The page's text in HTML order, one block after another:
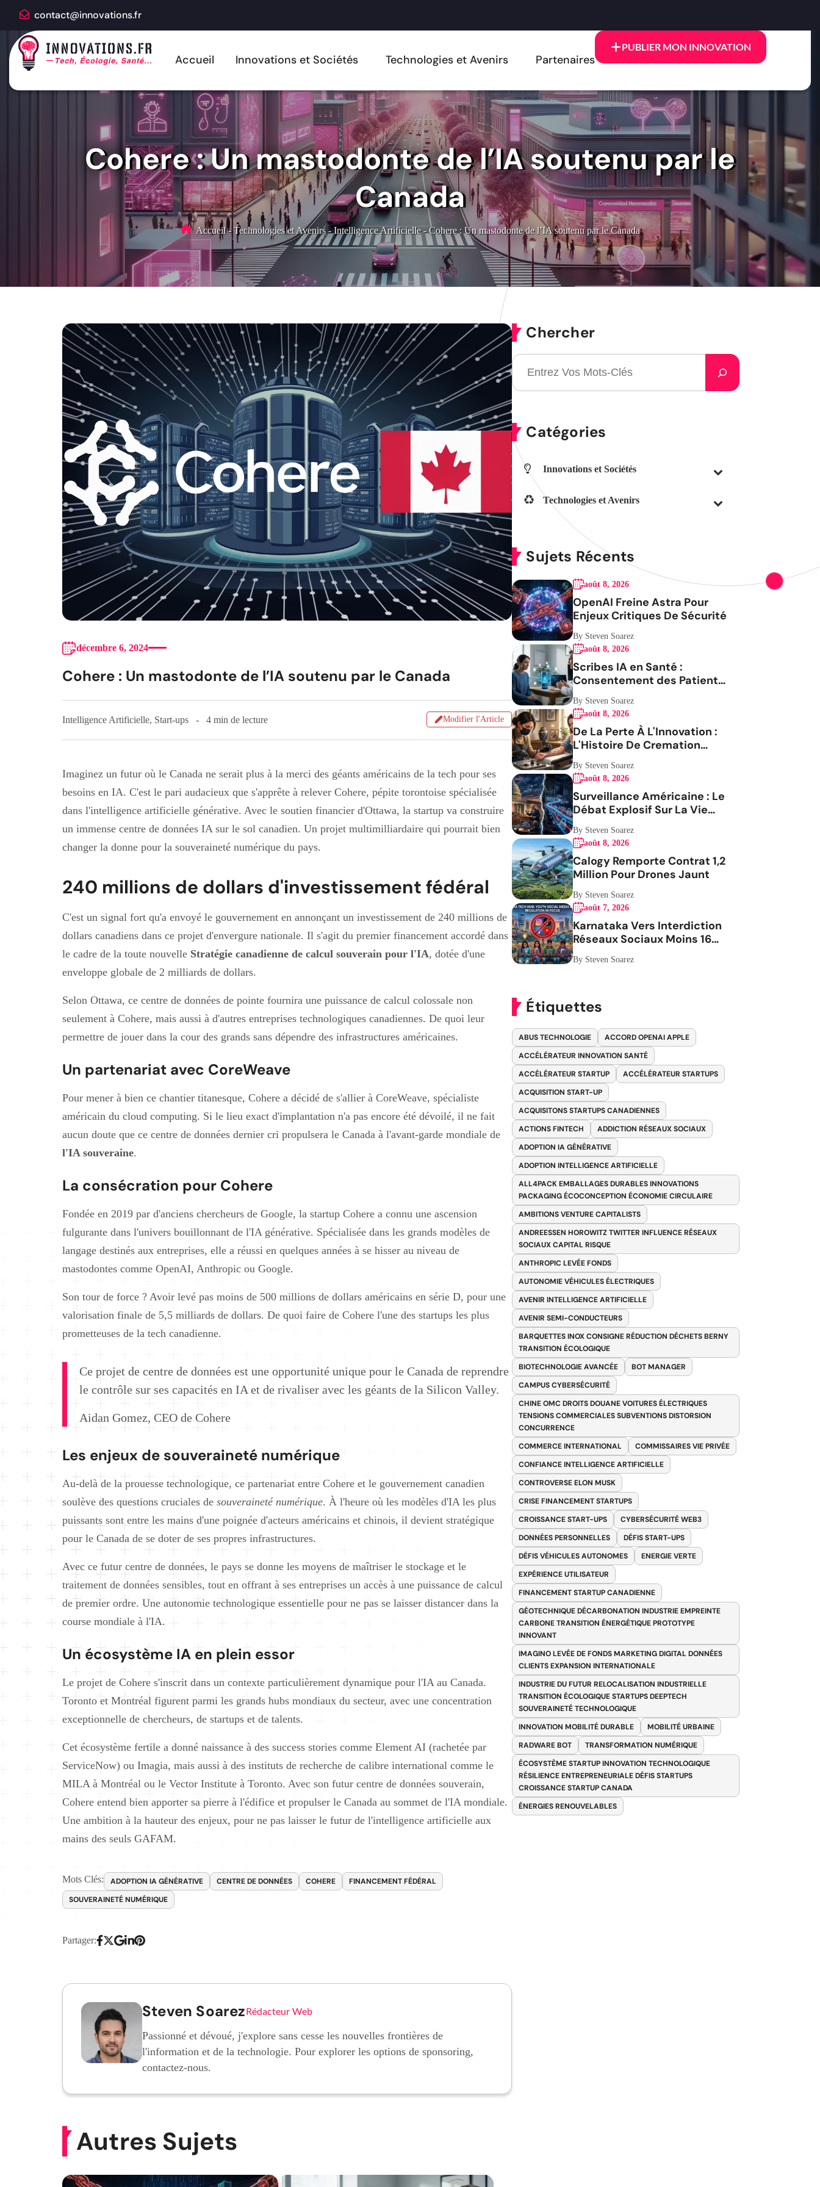
contact@innovations.fr
Accueil Innovations et Sociétés Technologies et Avenirs Partenaires
PUBLIER MON INNOVATION
Cohere : Un mastodonte de l’IA soutenu par le
Canada
Accueil - Technologies et Avenirs - Intelligence Artificielle - Cohere : Un mastodonte de l’IA soutenu par le Canada
décembre 6, 2024
Cohere : Un mastodonte de l’IA soutenu par le Canada
Intelligence Artificielle, Start-ups 4 min de lecture Modifier l'Article
Imaginez un futur où le Canada ne serait plus à la merci des géants américains de la tech pour ses
besoins en IA. C'est le pari audacieux que s'apprête à relever Cohere, pépite torontoise spécialisée
dans l'intelligence artificielle générative. Avec le soutien financier d'Ottawa, la startup va construire
un immense centre de données IA sur le sol canadien. Un projet multimilliardaire qui pourrait bien
changer la donne pour la souveraineté numérique du pays.
240 millions de dollars d'investissement fédéral
C'est un signal fort qu'a envoyé le gouvernement en annonçant un investissement de 240 millions de
dollars canadiens dans ce projet d'envergure nationale. Il s'agit du premier financement accordé dans
le cadre de la toute nouvelle Stratégie canadienne de calcul souverain pour l'IA, dotée d'une
enveloppe globale de 2 milliards de dollars.
Selon Ottawa, ce centre de données de pointe fournira une puissance de calcul colossale non
seulement à Cohere, mais aussi à d'autres entreprises technologiques canadiennes. De quoi leur
permettre de jouer dans la cour des grands sans dépendre des infrastructures américaines.
Un partenariat avec CoreWeave
Pour mener à bien ce chantier titanesque, Cohere a décidé de s'allier à CoreWeave, spécialiste
américain du cloud computing. Si le lieu exact d'implantation n'a pas encore été dévoilé, il ne fait
aucun doute que ce centre de données dernier cri propulsera le Canada à l'avant-garde mondiale de
l'IA souveraine.
La consécration pour Cohere
Fondée en 2019 par d'anciens chercheurs de Google, la startup Cohere a connu une ascension
fulgurante dans l'univers bouillonnant de l'IA générative. Spécialisée dans les grands modèles de
langage destinés aux entreprises, elle a réussi en quelques années à se hisser au niveau de
mastodontes comme OpenAI, Anthropic ou Google.
Son tour de force ? Avoir levé pas moins de 500 millions de dollars américains en série D, pour une
valorisation finale de 5,5 milliards de dollars. De quoi faire de Cohere l'une des startups les plus
prometteuses de la tech canadienne.
Ce projet de centre de données est une opportunité unique pour le Canada de reprendre
le contrôle sur ses capacités en IA et de rivaliser avec les géants de la Silicon Valley.
Aidan Gomez, CEO de Cohere
Les enjeux de souveraineté numérique
Au-delà de la prouesse technologique, ce partenariat entre Cohere et le gouvernement canadien
soulève des questions cruciales de souveraineté numérique. À l'heure où les modèles d'IA les plus
puissants sont entre les mains d'une poignée d'acteurs américains et chinois, il devient stratégique
pour le Canada de se doter de ses propres infrastructures.
Avec ce futur centre de données, le pays se donne les moyens de maîtriser le stockage et le
traitement de données sensibles, tout en offrant à ses entreprises un accès à une puissance de calcul
de premier ordre. Une autonomie technologique essentielle pour ne pas se laisser distancer dans la
course mondiale à l'IA.
Un écosystème IA en plein essor
Le projet de Cohere s'inscrit dans un contexte particulièrement dynamique pour l'IA au Canada.
Toronto et Montréal figurent parmi les grands hubs mondiaux du secteur, avec une concentration
exceptionnelle de chercheurs, de startups et de talents.
Cet écosystème fertile a donné naissance à des success stories comme Element AI (rachetée par
ServiceNow) ou Imagia, mais aussi à des instituts de recherche de calibre international comme le
MILA à Montréal ou le Vector Institute à Toronto. Avec son futur centre de données souverain,
Cohere entend bien apporter sa pierre à l'édifice et propulser le Canada au sommet de l'IA mondiale.
Une ambition à la hauteur des enjeux, pour ne pas laisser le futur de l'intelligence artificielle aux
mains des seuls GAFAM.
Mots Clés: ADOPTION IA GÉNÉRATIVE CENTRE DE DONNÉES COHERE
FINANCEMENT FÉDÉRAL
SOUVERAINETÉ NUMÉRIQUE
Partager:
Steven SoarezRédacteur Web
Passionné et dévoué, j'explore sans cesse les nouvelles frontières de
l'information et de la technologie. Pour explorer les options de sponsoring,
contactez-nous.
Autres Sujets
Chercher
Catégories
Innovations et Sociétés
Technologies et Avenirs
Sujets Récents
août 8, 2026
OpenAI Freine Astra Pour
Enjeux Critiques De Sécurité
By Steven Soarez
août 8, 2026
Scribes IA en Santé :
Consentement des Patients
en Question
By Steven Soarez
août 8, 2026
De La Perte À L'Innovation :
L'Histoire De Cremation
Tattoos
By Steven Soarez
août 8, 2026
Surveillance Américaine : Le
Débat Explosif Sur La Vie
Privée
By Steven Soarez
août 8, 2026
Calogy Remporte Contrat 1,2
Million Pour Drones Jaunt
By Steven Soarez
août 7, 2026
Karnataka Vers Interdiction
Réseaux Sociaux Moins 16
Ans
By Steven Soarez
Étiquettes
ABUS TECHNOLOGIE
ACCORD OPENAI APPLE
ACCÉLÉRATEUR INNOVATION SANTÉ
ACCÉLÉRATEUR STARTUP
ACCÉLÉRATEUR STARTUPS
ACQUISITION START-UP
ACQUISITONS STARTUPS CANADIENNES
ACTIONS FINTECH
ADDICTION RÉSEAUX SOCIAUX
ADOPTION IA GÉNÉRATIVE
ADOPTION INTELLIGENCE ARTIFICIELLE
ALL4PACK EMBALLAGES DURABLES INNOVATIONS
PACKAGING ÉCOCONCEPTION ÉCONOMIE CIRCULAIRE
AMBITIONS VENTURE CAPITALISTS
ANDREESSEN HOROWITZ TWITTER INFLUENCE RÉSEAUX
SOCIAUX CAPITAL RISQUE
ANTHROPIC LEVÉE FONDS
AUTONOMIE VÉHICULES ÉLECTRIQUES
AVENIR INTELLIGENCE ARTIFICIELLE
AVENIR SEMI-CONDUCTEURS
BARQUETTES INOX CONSIGNE RÉDUCTION DÉCHETS BERNY
TRANSITION ÉCOLOGIQUE
BIOTECHNOLOGIE AVANCÉE
BOT MANAGER
CAMPUS CYBERSÉCURITÉ
CHINE OMC DROITS DOUANE VOITURES ÉLECTRIQUES
TENSIONS COMMERCIALES SUBVENTIONS DISTORSION
CONCURRENCE
COMMERCE INTERNATIONAL
COMMISSAIRES VIE PRIVÉE
CONFIANCE INTELLIGENCE ARTIFICIELLE
CONTROVERSE ELON MUSK
CRISE FINANCEMENT STARTUPS
CROISSANCE START-UPS
CYBERSÉCURITÉ WEB3
DONNÉES PERSONNELLES
DÉFIS START-UPS
DÉFIS VÉHICULES AUTONOMES
ENERGIE VERTE
EXPÉRIENCE UTILISATEUR
FINANCEMENT STARTUP CANADIENNE
GÉOTECHNIQUE DÉCARBONATION INDUSTRIE EMPREINTE
CARBONE TRANSITION ÉNERGÉTIQUE PROTOTYPE
INNOVANT
IMAGINO LEVÉE DE FONDS MARKETING DIGITAL DONNÉES
CLIENTS EXPANSION INTERNATIONALE
INDUSTRIE DU FUTUR RELOCALISATION INDUSTRIELLE
TRANSITION ÉCOLOGIQUE STARTUPS DEEPTECH
SOUVERAINETÉ TECHNOLOGIQUE
INNOVATION MOBILITÉ DURABLE
MOBILITÉ URBAINE
RADWARE BOT
TRANSFORMATION NUMÉRIQUE
ÉCOSYSTÈME STARTUP INNOVATION TECHNOLOGIQUE
RÉSILIENCE ENTREPRENEURIALE DÉFIS STARTUPS
CROISSANCE STARTUP CANADA
ÉNERGIES RENOUVELABLES